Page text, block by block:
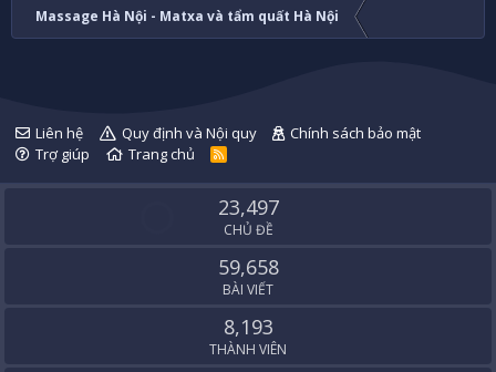
Massage Hà Nội - Matxa và tẩm quất Hà Nội
Liên hệ Quy định và Nội quy
Chính sách bảo mật
Trợ giúp
Trang chủ
R
S
23,497
CHỦ ĐỀ
59,658
BÀI VIẾT
8,193
THÀNH VIÊN